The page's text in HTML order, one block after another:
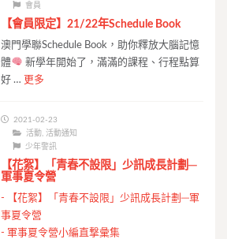
會員
【會員限定】21/22年Schedule Book
澳門學聯Schedule Book，助你釋放大腦記憶
體
新學年開始了，滿滿的課程、行程點算
好 … 更多
2021-02-23
活動 ,活動通知
少年警訊
【花絮】「青春不設限」少訊成長計劃─
軍事夏令營
-
【花絮】「青春不設限」少訊成長計劃─軍
事夏令營
- 軍事夏令營小編直撃彙集